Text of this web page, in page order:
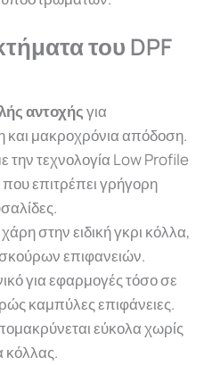
του DPF
αντοχήςγια
και μακροχρόνια απόδοση.
την τεχνολογία Low Profile
επιτρέπει γρήγορη
χάρη στην ειδική γκρι κόλλα,
επιφανειών.
για εφαρμογές τόσο σε
καμπύλες επιφάνειες.
εύκολα χωρίς
κόλλας.